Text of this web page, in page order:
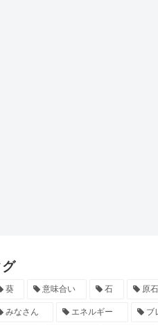
グ
葵 意味合い 石 原石
みなさん エネルギー ブ